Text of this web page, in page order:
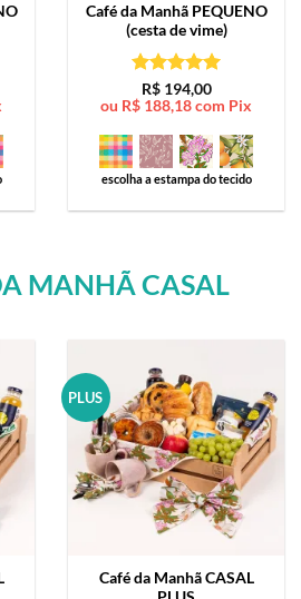
Café da Manhã PEQUENO
(cesta de vime)
Avaliação5
de 5
R$194,00
ou R$ 188,18com Pix
escolha a estampa do tecido
MANHÃ CASAL
PLUS
Café da ManhãCASAL